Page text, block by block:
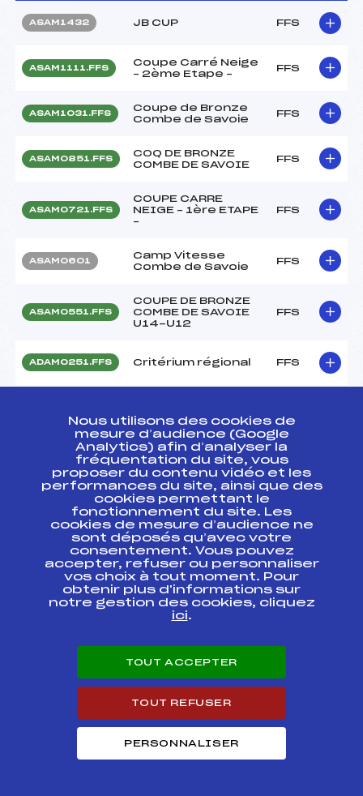
ASAM1432 JB CUP FFS
ASAM1111.FFS
Coupe Carré Neige
– 2ème Etape –
FFS
ASAM1031.FFS
Coupe de Bronze
Combe de Savoie
FFS
ASAM0851.FFS
COQ DE BRONZE
COMBE DE SAVOIE
FFS
ASAM0721.FFS
COUPE CARRE
NEIGE – 1ère ETAPE
–
FFS
ASAM0601
Camp Vitesse
Combe de Savoie
FFS
ASAM0551.FFS
COUPE DE BRONZE
COMBE DE SAVOIE
U14-U12
FFS
ADAM0251.FFS Critérium régional FFS
U12 Garcon
ASAM1521
Championnat
Départemental de
ski UNSS (Collèges)
FFS
Résultats Alpin 2012
Codex Course Cat.
Finale COUPE DE
BRONZE Combe de
Savoie Trophée
des Alpes
ADAM0341.FFS
District
FFS
Coupe de Bronze
savoie
Nous utilisons des cookies de
mesure d’audience (Google
Analytics) afin d’analyser la
fréquentation du site, vous
proposer du contenu vidéo et les
performances du site, ainsi que des
cookies permettant le
fonctionnement du site. Les
cookies de mesure d’audience ne
sont déposés qu’avec votre
consentement. Vous pouvez
accepter, refuser ou personnaliser
vos choix à tout moment. Pour
obtenir plus d'informations sur
notre gestion des cookies, cliquez
ici.
TOUT ACCEPTER
TOUT REFUSER
PERSONNALISER